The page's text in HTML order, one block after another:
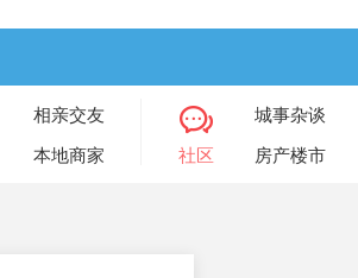
相亲交友
本地商家 社区
城事杂谈
房产楼市